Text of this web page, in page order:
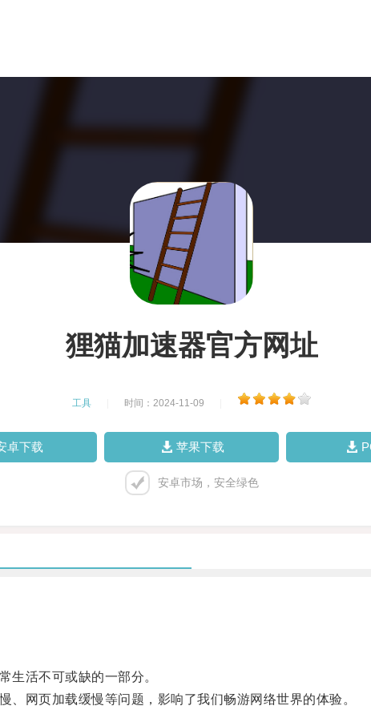
狸猫加速器官方网址
工具 时间：2024-11-09
卓下载 苹果下载
安卓市场，安全绿色
活不可或缺的一部分。
网页加载缓慢等问题，影响了我们畅游网络世界的体验。